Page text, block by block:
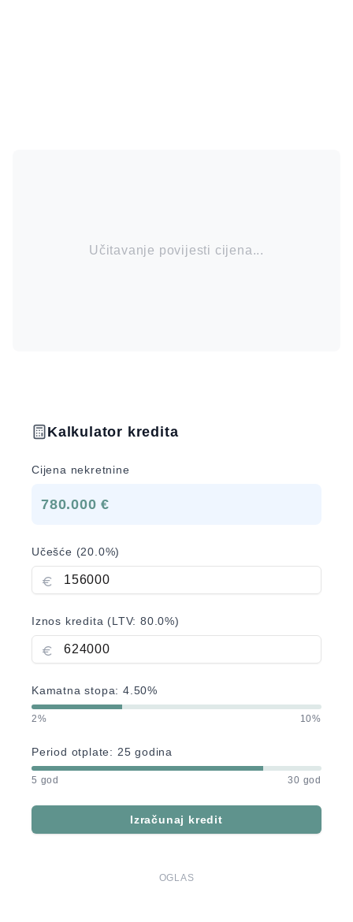
Učitavanje povijesti cijena...
Kalkulator kredita
Cijena nekretnine
780.000 €
Učešće (20.0%)
Iznos kredita (LTV:80.0%)
Kamatna stopa:4.50%
2% 10%
Period otplate: 25 godina
5 god 30 god
Izračunaj kredit
OGLAS